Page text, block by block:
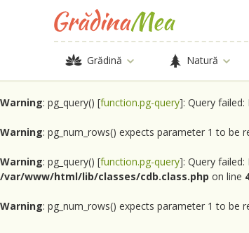
Warning: pg_query() [function.pg-query]: Query failed:
Warning: pg_num_rows() expects parameter 1 to be
Warning: pg_query() [function.pg-query]: Query failed:
/var/www/html/lib/classes/cdb.class.php on line
Warning: pg_num_rows() expects parameter 1 to be
Grădină Natură